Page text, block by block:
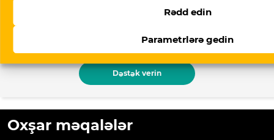
Rədd edin
Parametrlərə gedin
davamlı olması üçün sizin də köməyinizə
birdəfəlik yardımlarla dəstək olun.
Dəstək verin
Oxşar məqalələr